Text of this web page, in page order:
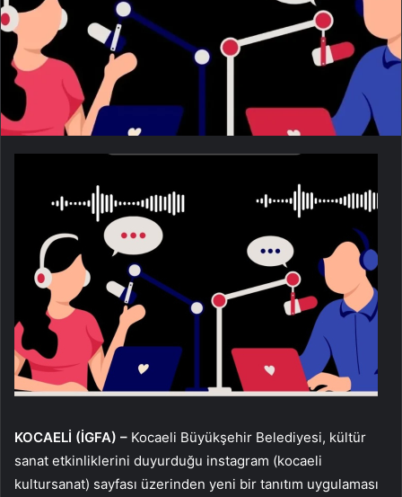
KOCAELİ (İGFA) – Kocaeli Büyükşehir Belediyesi, kültür
sanat etkinliklerini duyurduğu instagram (kocaeli
kultursanat) sayfası üzerinden yeni bir tanıtım uygulaması